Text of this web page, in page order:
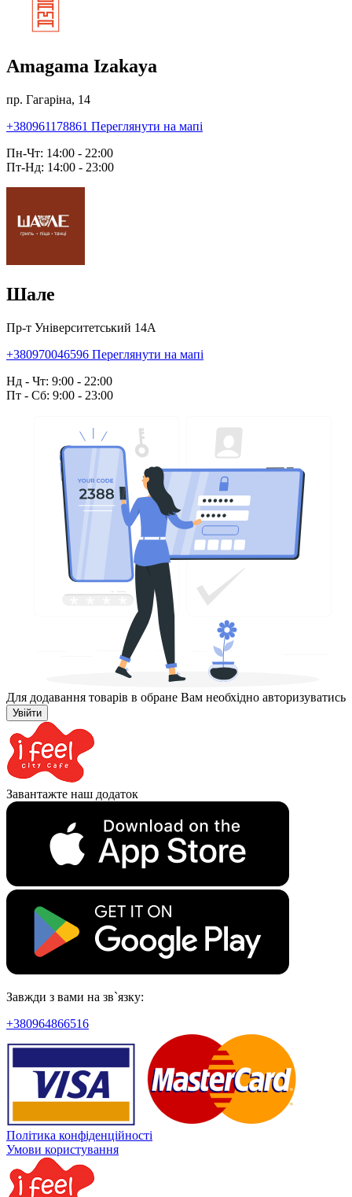
Amagama Izakaya
пр. Гагаріна, 14
+380961178861 Переглянути на мапі
Пн-Чт: 14:00 - 22:00
Пт-Нд: 14:00 - 23:00
Шале
Пр-т Університетський 14А
+380970046596 Переглянути на мапі
Нд - Чт: 9:00 - 22:00
Пт - Сб: 9:00 - 23:00
Для додавання товарів в обране Вам необхідно авторизуватись
Увійти
Завантажте наш додаток
Завжди з вами на зв`язку:
+380964866516
Політика конфіденційності
Умови користування